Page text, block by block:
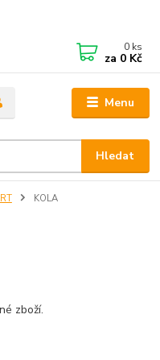
Menu
Hledat
0 ks
za 0 Kč
KOLA
zboží.